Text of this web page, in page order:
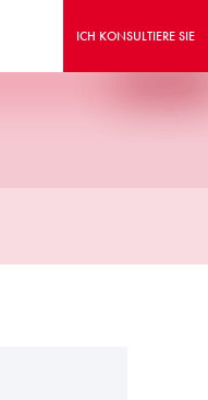
ICH KONSULTIERE SIE